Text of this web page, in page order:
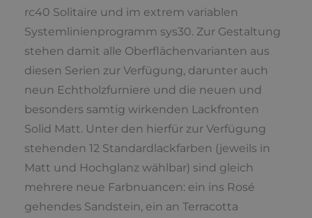
rc40 Solitaire und im extrem variablen
Systemlinienprogramm sys30. Zur Gestaltung
stehen damit alle Oberflächenvarianten aus
diesen Serien zur Verfügung, darunter auch
neun Echtholzfurniere und die neuen und
besonders samtig wirkenden Lackfronten
Solid Matt. Unter den hierfür zur Verfügung
stehenden 12 Standardlackfarben (jeweils in
Matt und Hochglanz wählbar) sind gleich
mehrere neue Farbnuancen: ein ins Rosé
gehendes Sandstein, ein an Terracotta